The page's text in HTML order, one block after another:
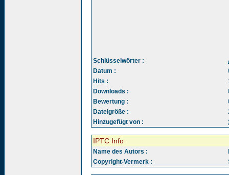
Schlüsselwörter :
Datum :
Hits :
Downloads :
Bewertung :
Dateigröße :
Hinzugefügt von :
IPTC Info
Name des Autors :
Copyright-Vermerk :